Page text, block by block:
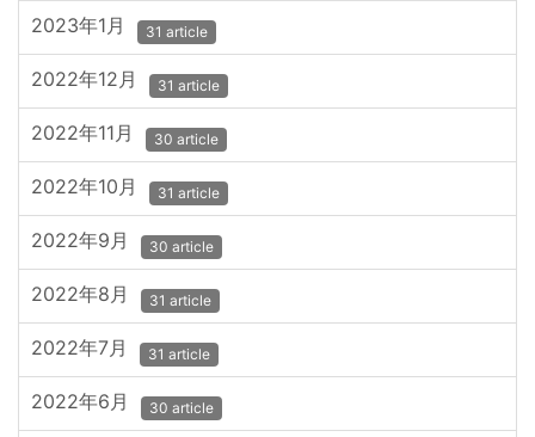
2023年1月 31 article
2022年12月 31 article
2022年11月 30 article
2022年10月 31 article
2022年9月 30 article
2022年8月 31 article
2022年7月 31 article
2022年6月 30 article